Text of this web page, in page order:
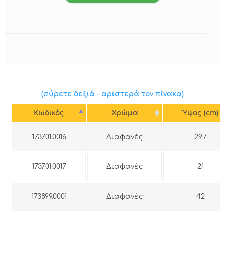
(σύρετε δεξιά - αριστερά τον πίνακα)
Κωδικός Χρώμα Ύψος (cm)
173701.0016 Διαφανές 29.7
173701.0017 Διαφανές 21
173899.0001 Διαφανές 42